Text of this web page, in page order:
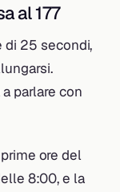
al 177
di 25 secondi,
parlare con
ore del
8:00, e la